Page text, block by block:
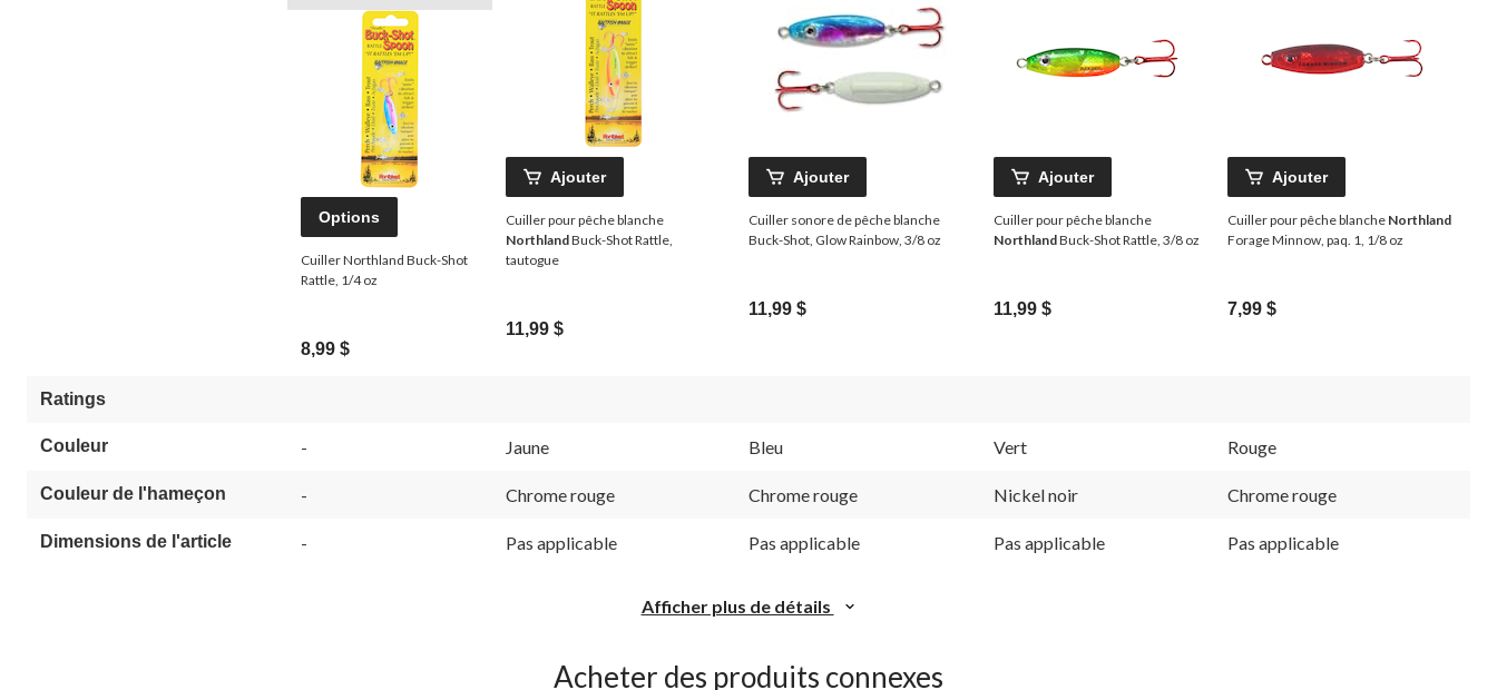
Options
Cuiller Northland Buck-Shot
Rattle, 1/4 oz
8,99 $
Ajouter
Cuiller pour pêche blanche
NorthlandBuck-Shot Rattle,
tautogue
11,99 $
Ajouter
Cuiller sonore de pêche blanche
Buck-Shot, Glow Rainbow, 3/8 oz
11,99 $
Ajouter
Cuiller pour pêche blanche
NorthlandBuck-Shot Rattle, 3/8 oz
11,99 $
Ajouter
Cuiller pour pêche blanche Northland
Forage Minnow, paq. 1, 1/8 oz
7,99 $
Ratings
Couleur - Jaune Bleu Vert Rouge
Couleur de l'hameçon - Chrome rouge Chrome rouge Nickel noir Chrome rouge
Dimensions de l'article - Pas applicable Pas applicable Pas applicable Pas applicable
Afficher plus de détails
Acheter des produits connexes